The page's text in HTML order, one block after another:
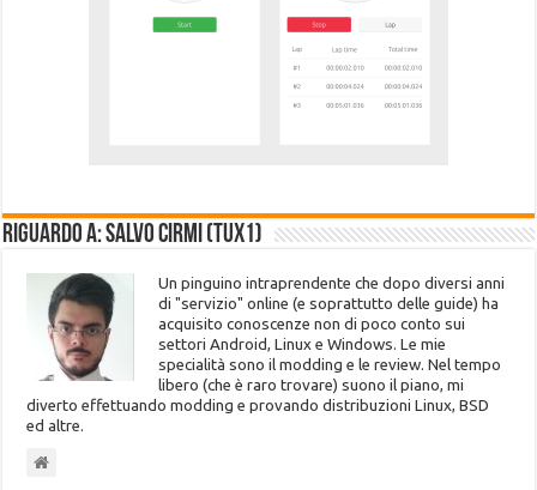
Riguardo a: Salvo Cirmi (Tux1)
Un pinguino intraprendente che dopo diversi anni
di "servizio" online (e soprattutto delle guide) ha
acquisito conoscenze non di poco conto sui
settori Android, Linux e Windows. Le mie
specialità sono il modding e le review. Nel tempo
libero (che è raro trovare) suono il piano, mi
diverto effettuando modding e provando distribuzioni Linux, BSD
ed altre.